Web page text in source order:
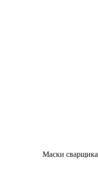
Маски сварщика